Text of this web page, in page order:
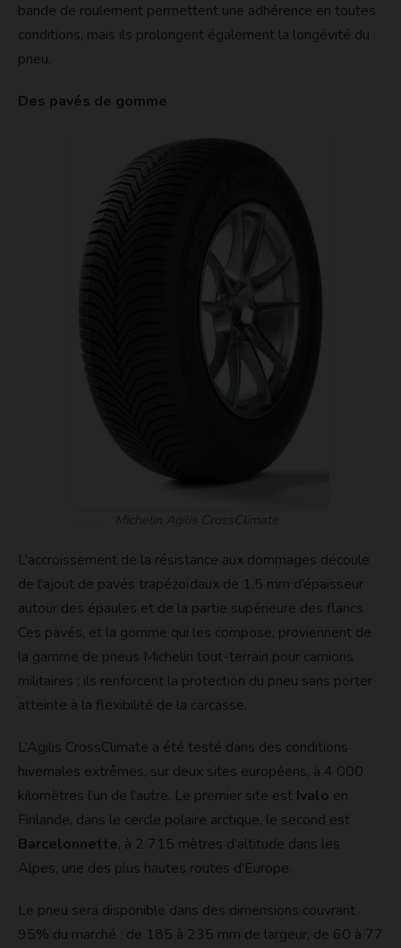
bande de roulement permettent une adhérence en toutes
conditions, mais ils prolongent également la longévité du
pneu.
Des pavés de gomme
L’accroissement de la résistance aux dommages découle
de l’ajout de pavés trapézoïdaux de 1,5 mm d’épaisseur
autour des épaules et de la partie supérieure des flancs.
Ces pavés, et la gomme qui les compose, proviennent de
la gamme de pneus Michelin tout-terrain pour camions
militaires ; ils renforcent la protection du pneu sans porter
atteinte à la flexibilité de la carcasse.
L’Agilis CrossClimate a été testé dans des conditions
hivernales extrêmes, sur deux sites européens, à 4 000
kilomètres l’un de l’autre. Le premier site est Ivalo en
Finlande, dans le cercle polaire arctique, le second est
Barcelonnette, à 2 715 mètres d’altitude dans les
Alpes, une des plus hautes routes d’Europe.
Le pneu sera disponible dans des dimensions couvrant
95% du marché : de 185 à 235 mm de largeur, de 60 à 77